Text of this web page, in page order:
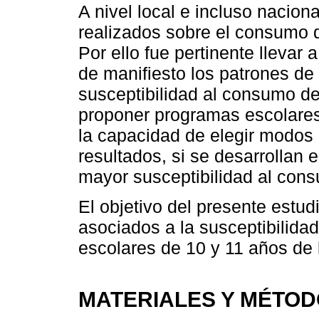
A nivel local e incluso
realizados sobre el consumo
Por ello fue pertinente llevar
de manifiesto los patrones
susceptibilidad al consumo
proponer programas
la capacidad de elegir
resultados, si se desarrollan
mayor susceptibilidad al
El objetivo del presente
asociados a la
escolares de 10 y 11 años
MATERIALES Y